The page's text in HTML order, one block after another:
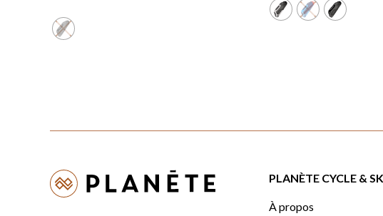
PLANÈTE CYCLE &
À propos